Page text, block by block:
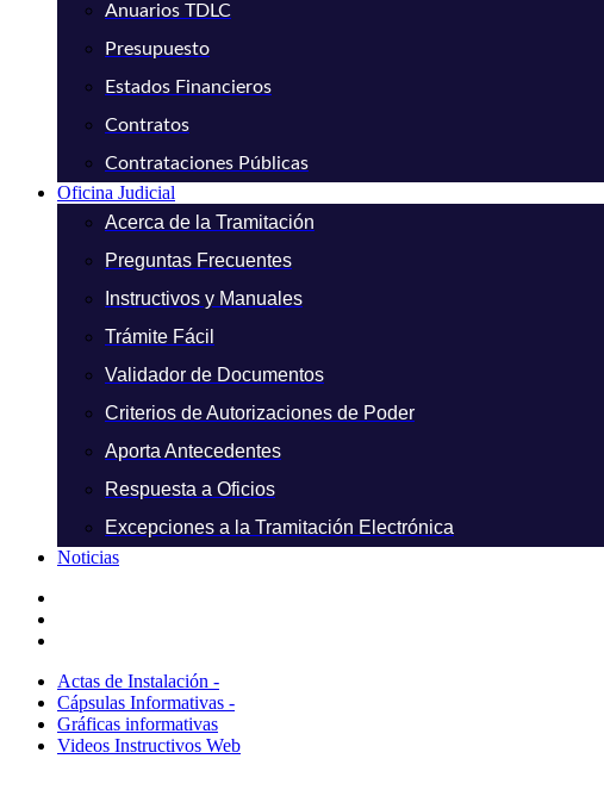
Anuarios TDLC
Presupuesto
Estados Financieros
Contratos
Contrataciones Públicas
Oficina Judicial
Acerca de la Tramitación
Preguntas Frecuentes
Instructivos y Manuales
Trámite Fácil
Validador de Documentos
Criterios de Autorizaciones de Poder
Aporta Antecedentes
Respuesta a Oficios
Excepciones a la Tramitación Electrónica
Noticias
Actas de Instalación -
Cápsulas Informativas -
Gráficas informativas
Videos Instructivos Web